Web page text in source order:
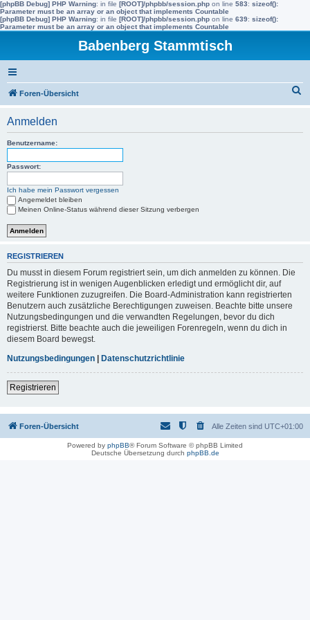
[phpBB Debug] PHP Warning: in file [ROOT]/phpbb/session.php on line 583: sizeof():
Parameter must be an array or an object that implements Countable
[phpBB Debug] PHP Warning: in file [ROOT]/phpbb/session.php on line 639: sizeof():
Parameter must be an array or an object that implements Countable
Babenberg Stammtisch
Foren-Übersicht
Anmelden
Benutzername:
Passwort:
Ich habe mein Passwort vergessen
Angemeldet bleiben
Meinen Online-Status während dieser Sitzung verbergen
REGISTRIEREN
Du musst in diesem Forum registriert sein, um dich anmelden zu können. Die
Registrierung ist in wenigen Augenblicken erledigt und ermöglicht dir, auf
weitere Funktionen zuzugreifen. Die Board-Administration kann registrierten
Benutzern auch zusätzliche Berechtigungen zuweisen. Beachte bitte unsere
Nutzungsbedingungen und die verwandten Regelungen, bevor du dich
registrierst. Bitte beachte auch die jeweiligen Forenregeln, wenn du dich in
diesem Board bewegst.
Nutzungsbedingungen | Datenschutzrichtlinie
Registrieren
Foren-Übersicht Alle Zeiten sind UTC+01:00
Powered by phpBB® Forum Software © phpBB Limited
Deutsche Übersetzung durch phpBB.de